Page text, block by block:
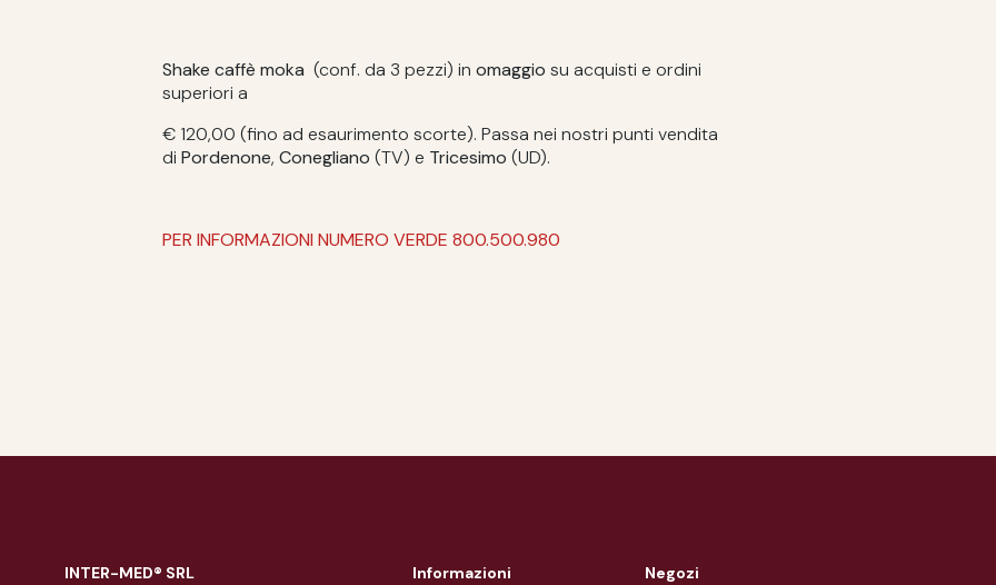
Shake caffè moka(conf. da 3 pezzi) in omaggiosu acquisti e ordini
superiori a
€ 120,00 (fino ad esaurimento scorte). Passa nei nostri punti vendita
diPordenone, Conegliano(TV) e Tricesimo(UD).
PER INFORMAZIONI NUMERO VERDE 800.500.980
INTER-MED® SRL Informazioni Negozi